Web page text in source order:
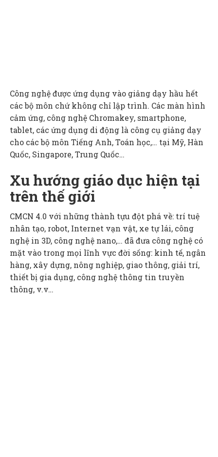
Công nghệ được ứng dụng vào giảng dạy hầu hết
các bộ môn chứ không chỉ lập trình. Các màn hình
cảm ứng, công nghệ Chromakey, smartphone,
tablet, các ứng dụng di động là công cụ giảng dạy
cho các bộ môn Tiếng Anh, Toán học,… tại Mỹ, Hàn
Quốc, Singapore, Trung Quốc…
Xu hướng giáo dục hiện tại
trên thế giới
CMCN 4.0 với những thành tựu đột phá về: trí tuệ
nhân tạo, robot, Internet vạn vật, xe tự lái, công
nghệ in 3D, công nghệ nano,… đã đưa công nghệ có
mặt vào trong mọi lĩnh vực đời sống: kinh tế, ngân
hàng, xây dựng, nông nghiệp, giao thông, giải trí,
thiết bị gia dụng, công nghệ thông tin truyền
thông, v.v…